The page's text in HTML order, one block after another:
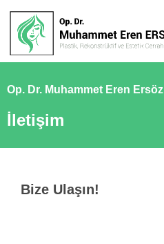
Op. Dr. Muhammet Eren Ersöz
İletişim
Bize Ulaşın!